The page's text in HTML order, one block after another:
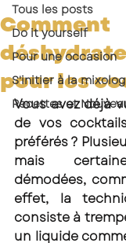
Tous les posts
Do it yourself
Pour une occasion
S'initier à la
Recettes et
Comment
pour les
Vous avez déjà
de vos
préférés ?
mais
démodées,
effet, la
consiste à
un liquide